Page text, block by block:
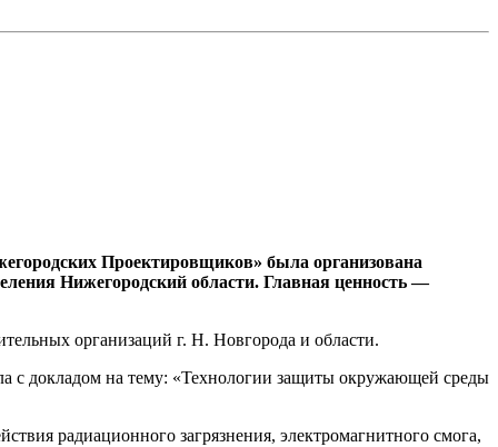
Проектировщиков» была организована
Нижегородский области. Главная ценность —
организаций г. Н. Новгорода и области.
с докладом на тему: «Технологии защиты окружающей среды
радиационного загрязнения, электромагнитного смога,